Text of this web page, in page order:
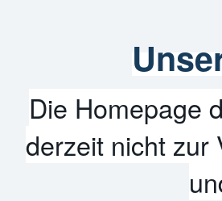
Die Homepage
derzeit nicht zur